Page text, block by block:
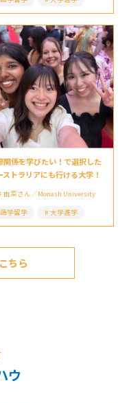
関係を学びたい！で選択した
ストラリアにも行ける大学！
由菜さん／Monash University
語学留学
大学進学
ちら
ウ